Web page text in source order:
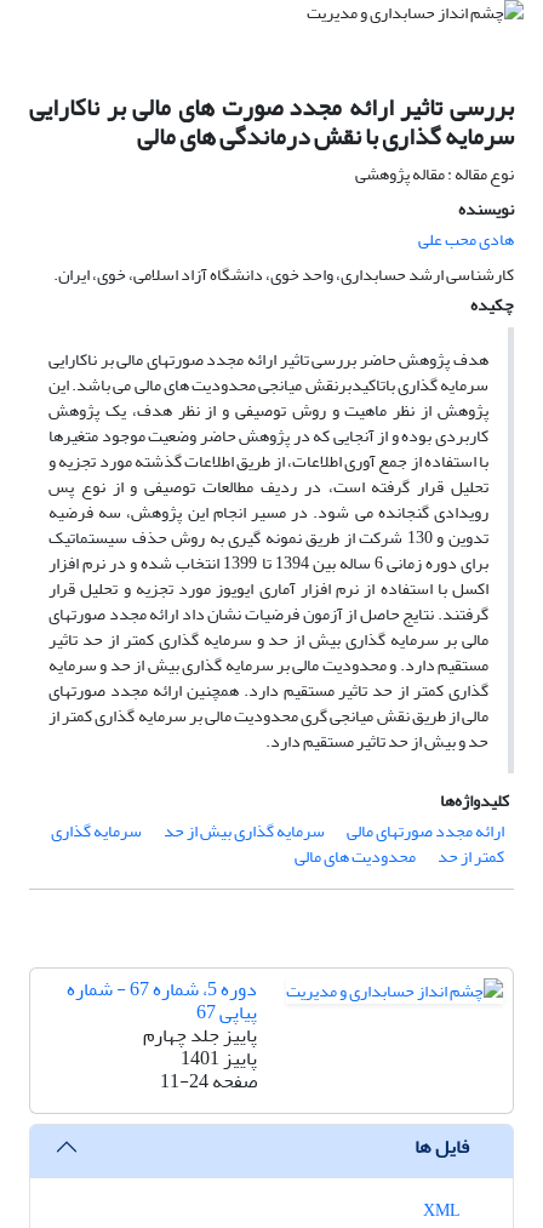
بررسی تاثیر ارائه مجدد صورت های مالی بر ناکارایی
سرمایه گذاری با نقش درماندگی های مالی
نوع مقاله : مقاله پژوهشی
نویسنده
هادی محب علی
کارشناسی ارشد حسابداری، واحد خوی، دانشگاه آزاد اسلامی، خوی، ایران.
چکیده
هدف پژوهش حاضر بررسی تاثیر ارائه مجدد صورتهای مالی بر ناکارایی
سرمایه گذاری باتاکیدبرنقش میانجی محدودیت های مالی می باشد. این
پژوهش از نظر ماهیت و روش توصیفی و از نظر هدف، یک پژوهش
کاربردی بوده و از آنجایی که در پژوهش حاضر وضعیت موجود متغیرها
با استفاده از جمع آوری اطلاعات، از طریق اطلاعات گذشته مورد تجزیه و
تحلیل قرار گرفته است، در ردیف مطالعات توصیفی و از نوع پس
رویدادی گنجانده می شود. در مسیر انجام این پژوهش، سه فرضیه
تدوین و 130 شرکت از طریق نمونه گیری به روش حذف سیستماتیک
برای دوره زمانی 6 ساله بین 1394 تا 1399 انتخاب شده و در نرم افزار
اکسل با استفاده از نرم افزار آماری ایویوز مورد تجزیه و تحلیل قرار
گرفتند. نتایج حاصل از آزمون فرضیات نشان داد ارائه مجدد صورتهای
مالی بر سرمایه گذاری بیش از حد و سرمایه گذاری کمتر از حد تاثیر
مستقیم دارد. و محدودیت مالی بر سرمایه گذاری بیش از حد و سرمایه
گذاری کمتر از حد تاثیر مستقیم دارد. همچنین ارائه مجدد صورتهای
مالی از طریق نقش میانجی گری محدودیت مالی بر سرمایه گذاری کمتر از
حد و بیش از حد تاثیر مستقیم دارد.
کلیدواژه‌ها
ارائه مجدد صورتهای مالی
سرمایه گذاری بیش از حد سرمایه گذاری
کمتر از حد محدودیت های مالی
دوره 5، شماره 67 - شماره
پیاپی 67
پاییز جلد چهارم
پاییز 1401
صفحه11-24
فایل ها